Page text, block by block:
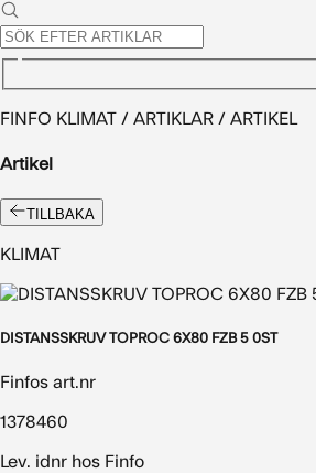
FINFO KLIMAT / ARTIKLAR / ARTIKEL
Artikel
TILLBAKA
KLIMAT
DISTANSSKRUV TOPROC 6X80 FZB 5 0ST
Finfos art.nr
1378460
Lev. idnr hos Finfo